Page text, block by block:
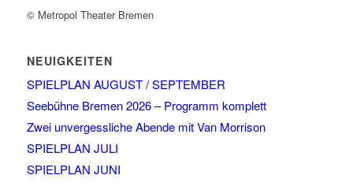
© Metropol Theater Bremen
NEUIGKEITEN
SPIELPLAN AUGUST / SEPTEMBER
Seebühne Bremen 2026 – Programm komplett
Zwei unvergessliche Abende mit Van Morrison
SPIELPLAN JULI
SPIELPLAN JUNI